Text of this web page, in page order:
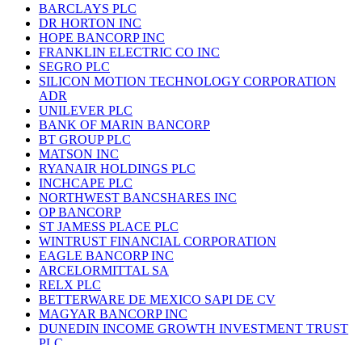
BARCLAYS PLC
DR HORTON INC
HOPE BANCORP INC
FRANKLIN ELECTRIC CO INC
SEGRO PLC
SILICON MOTION TECHNOLOGY CORPORATION
ADR
UNILEVER PLC
BANK OF MARIN BANCORP
BT GROUP PLC
MATSON INC
RYANAIR HOLDINGS PLC
INCHCAPE PLC
NORTHWEST BANCSHARES INC
OP BANCORP
ST JAMESS PLACE PLC
WINTRUST FINANCIAL CORPORATION
EAGLE BANCORP INC
ARCELORMITTAL SA
RELX PLC
BETTERWARE DE MEXICO SAPI DE CV
MAGYAR BANCORP INC
DUNEDIN INCOME GROWTH INVESTMENT TRUST